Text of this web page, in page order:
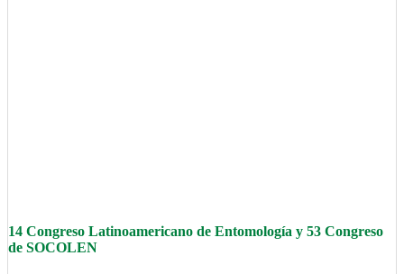
14 Congreso Latinoamericano de Entomología y 53 Congreso
de SOCOLEN